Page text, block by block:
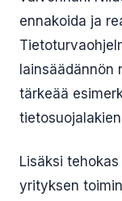
ennakoida ja
tärkeää
Lisäksi
yrityksen